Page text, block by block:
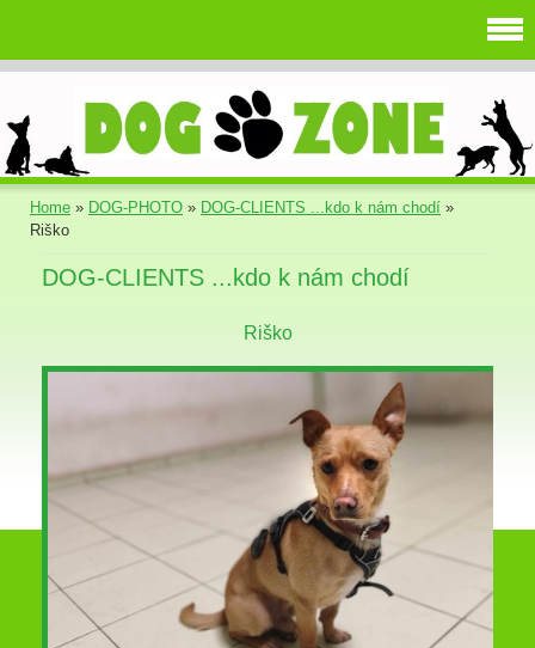
Home » DOG-PHOTO » DOG-CLIENTS ...kdo k nám chodí »
Riško
DOG-CLIENTS ...kdo k nám chodí
Riško